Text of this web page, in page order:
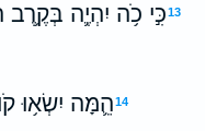
13כִּ֣י כֹ֥ה יִהְיֶ֛ה
14הֵ֛מָּה יִשְׂא֥וּ